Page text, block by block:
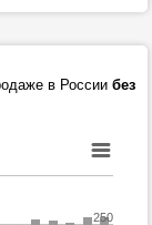
в России без
250